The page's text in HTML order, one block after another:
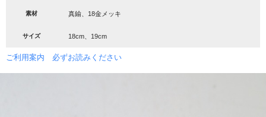
素材 真鍮、18金メッキ
サイズ 18cm、19cm
ご利用案内 必ずお読みください